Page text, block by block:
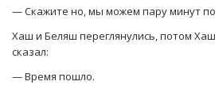
— Скажите но, мы можем пару минут
Хаш и Беляш переглянулись, потом
сказал:
— Время пошло.